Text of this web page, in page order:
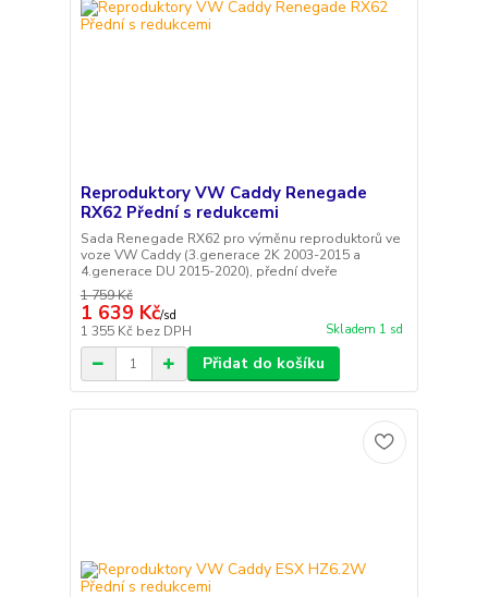
Reproduktory VW Caddy Renegade
RX62 Přední s redukcemi
Sada Renegade RX62 pro výměnu reproduktorů ve
voze VW Caddy (3.generace 2K 2003-2015 a
4.generace DU 2015-2020), přední dveře
1 759 Kč
1 639 Kč/sd
1 355 Kč bez DPH Skladem 1 sd
Přidat do košíku